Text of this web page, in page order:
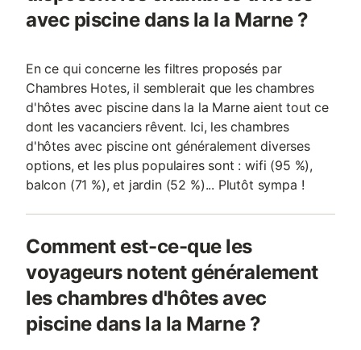
avec piscine dans la la Marne ?
En ce qui concerne les filtres proposés par
Chambres Hotes, il semblerait que les chambres
d'hôtes avec piscine dans la la Marne aient tout ce
dont les vacanciers rêvent. Ici, les chambres
d'hôtes avec piscine ont généralement diverses
options, et les plus populaires sont : wifi (95 %),
balcon (71 %), et jardin (52 %)... Plutôt sympa !
Comment est-ce-que les
voyageurs notent généralement
les chambres d'hôtes avec
piscine dans la la Marne ?